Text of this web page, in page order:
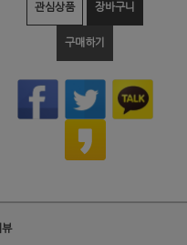
관심상품 장바구니
구매하기